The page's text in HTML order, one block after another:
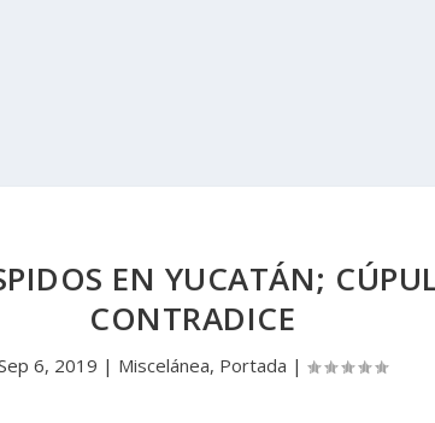
EN YUCATÁN;
CONTRADICE
6, 2019 | Miscelánea, Portada |